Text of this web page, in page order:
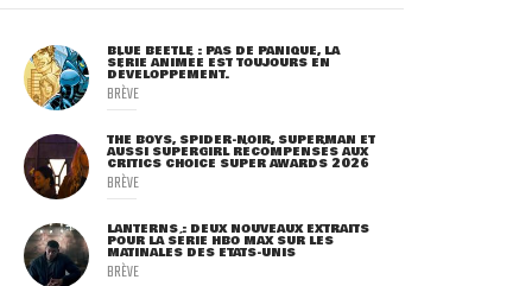
BLUE BEETLE : PAS DE PANIQUE, LA
SÉRIE ANIMÉE EST TOUJOURS EN
DÉVELOPPEMENT.
BRÈVE
THE BOYS, SPIDER-NOIR, SUPERMAN ET
AUSSI SUPERGIRL RÉCOMPENSÉS AUX
CRITICS CHOICE SUPER AWARDS 2026
BRÈVE
LANTERNS : DEUX NOUVEAUX EXTRAITS
POUR LA SÉRIE HBO MAX SUR LES
MATINALES DES ETATS-UNIS
BRÈVE